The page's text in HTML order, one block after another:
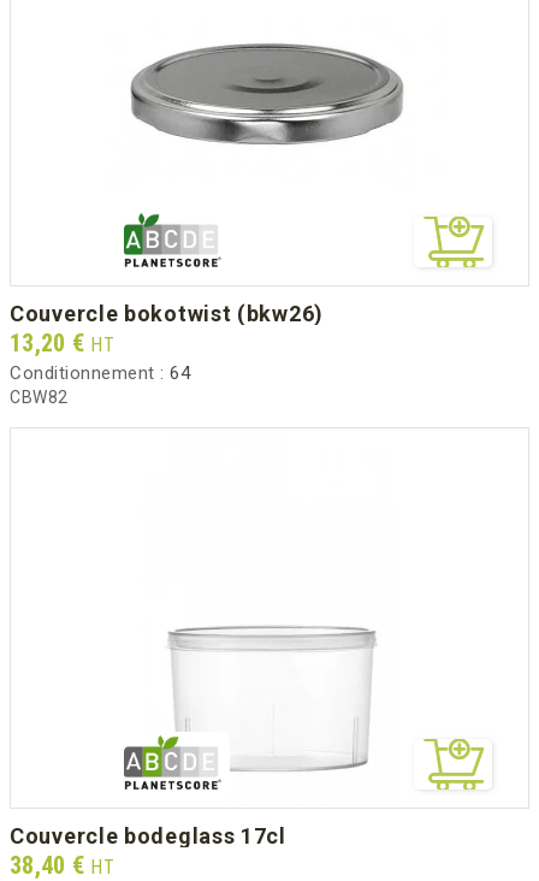
couvercle bokotwist (bkw26)
Prix
13,20 € HT
Conditionnement : 64
CBW82
couvercle bodeglass 17cl
Prix
38,40 € HT